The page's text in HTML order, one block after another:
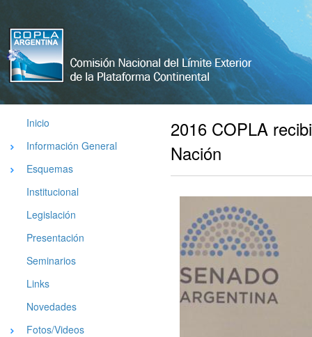
Comisión
Nacional
del Limite
Exterior de
La
Plataforma
Argentina
Inicio
Información General
Esquemas
Institucional
Legislación
Presentación
Seminarios
Links
Novedades
Fotos/Videos
2016 COPLA
Nación